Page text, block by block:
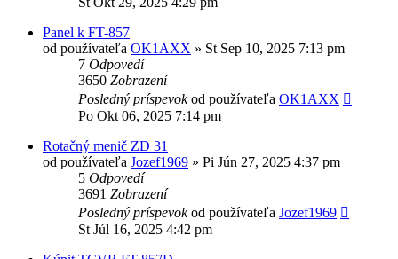
Panel k FT-857
od používateľa OK1AXX » St Sep 10, 2025 7:13 pm
7 Odpovedí
3650 Zobrazení
Posledný príspevokod používateľa OK1AXX
Po Okt 06, 2025 7:14 pm
Rotačný menič ZD 31
od používateľa Jozef1969 » Pi Jún 27, 2025 4:37 pm
5 Odpovedí
3691 Zobrazení
Posledný príspevokod používateľa Jozef1969
St Júl 16, 2025 4:42 pm